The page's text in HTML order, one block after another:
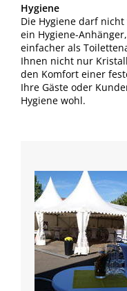
Hygiene
Die Hygiene darf
ein Hygiene-
einfacher als
Ihnen nicht nur
den Komfort einer
Ihre Gäste oder
Hygiene wohl.